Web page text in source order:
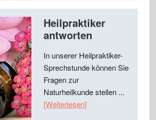
Heilpraktiker
antworten
In unserer Heilpraktiker-
Sprechstunde können Sie
Fragen zur
Naturheilkunde stellen ...
[Weiterlesen]